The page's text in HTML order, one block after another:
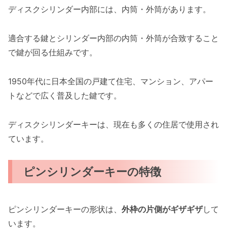
ディスクシリンダー内部には、内筒・外筒があります。
適合する鍵とシリンダー内部の内筒・外筒が合致すること
で鍵が回る仕組みです。
1950年代に日本全国の戸建て住宅、マンション、アパー
トなどで広く普及した鍵です。
ディスクシリンダーキーは、現在も多くの住居で使用され
ています。
ピンシリンダーキーの特徴
ピンシリンダーキーの形状は、 外枠の片側がギザギザして
います。